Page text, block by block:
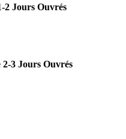
2 Jours Ouvrés
3 Jours Ouvrés